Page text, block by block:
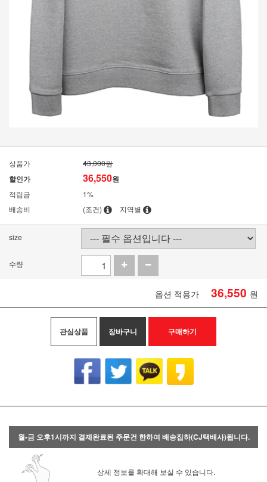
상품가 43,000원
할인가 36,550원
적립금
1%
배송비
(조건) 지역별
size
수량
옵션 적용가 36,550 원
관심상품 장바구니 구매하기
월-금 오후1시까지 결제완료된 주문건 한하여 배송집하(CJ택배사)됩니다.
상세 정보를 확대해 보실 수 있습니다.